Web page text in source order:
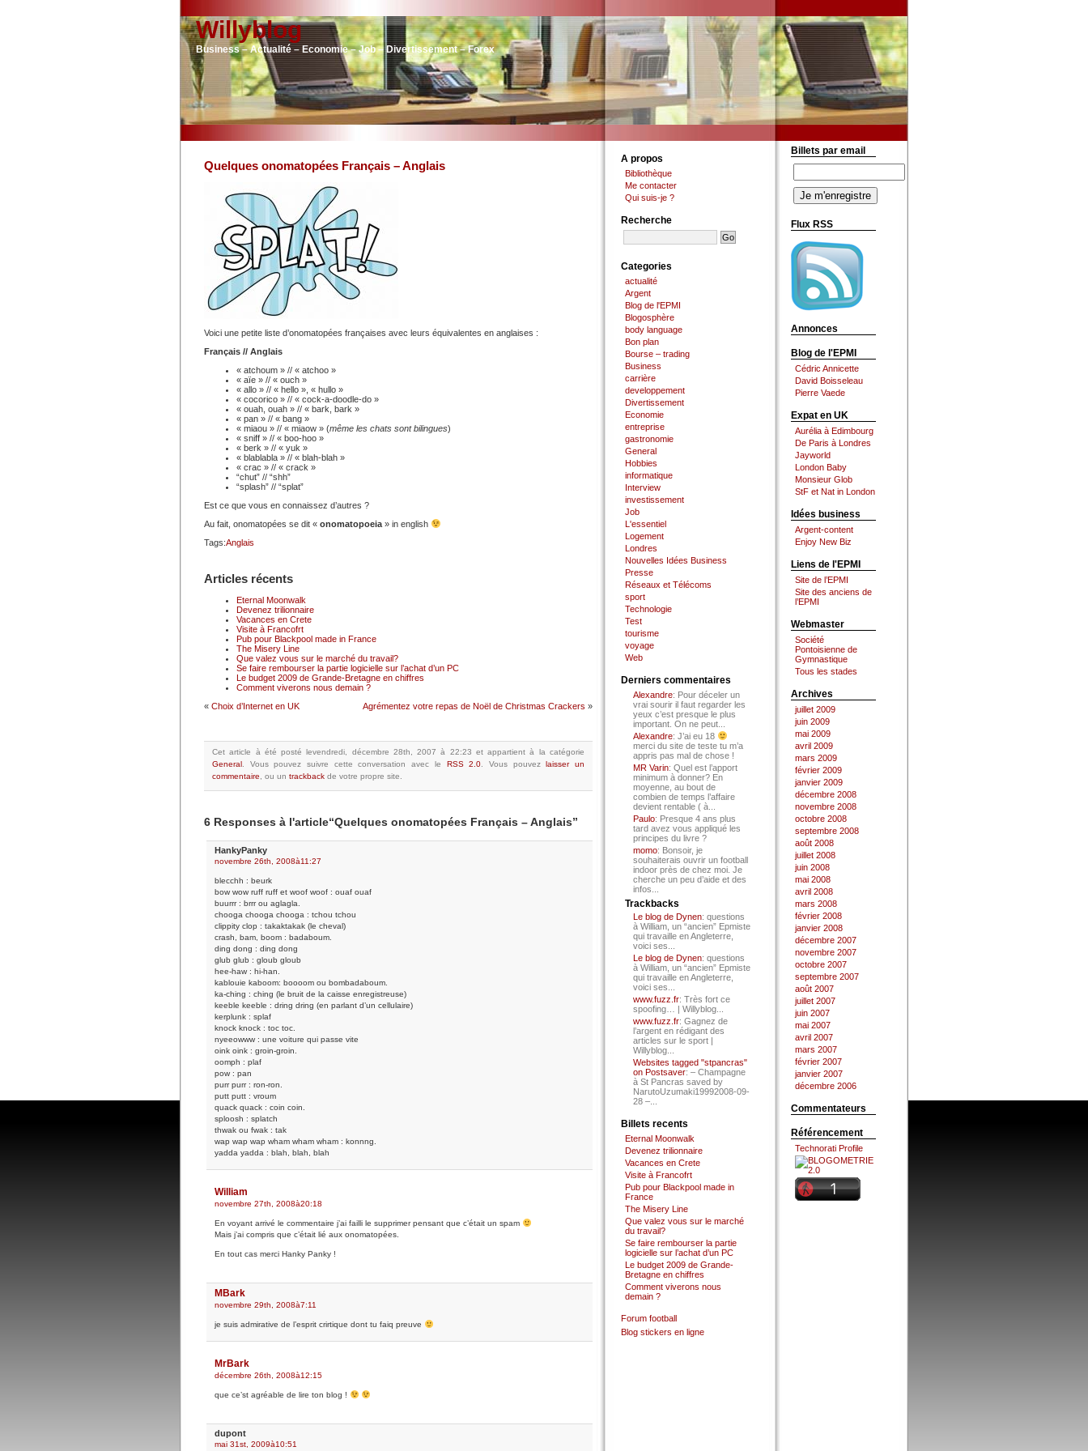
Willyblog
Business – Actualité – Economie – Job – Divertissement – Forex
Quelques onomatopées Français – Anglais
Voici une petite liste d’onomatopées françaises avec leurs équivalentes en anglaises :
Français // Anglais
« atchoum » // « atchoo »
« aïe » // « ouch »
« allo » // « hello », « hullo »
« cocorico » // « cock-a-doodle-do »
« ouah, ouah » // « bark, bark »
« pan » // « bang »
« miaou » // « miaow » (même les chats sont bilingues)
« sniff » // « boo-hoo »
« berk » // « yuk »
« blablabla » // « blah-blah »
« crac » // « crack »
“chut” // “shh”
“splash” // “splat”
Est ce que vous en connaissez d’autres ?
Au fait, onomatopées se dit « onomatopoeia » in english
Tags:Anglais
Articles récents
Eternal Moonwalk
Devenez trilionnaire
Vacances en Crete
Visite à Francofrt
Pub pour Blackpool made in France
The Misery Line
Que valez vous sur le marché du travail?
Se faire rembourser la partie logicielle sur l’achat d’un PC
Le budget 2009 de Grande-Bretagne en chiffres
Comment viverons nous demain ?
« Choix d’Internet en UK Agrémentez votre repas de Noël de Christmas Crackers »
Cet article à été posté levendredi, décembre 28th, 2007 à 22:23 et appartient à la catégorie
General
Vous pouvez suivre cette conversation avec le RSS 2.0 Vous pouvezlaisser un
commentaire , ou un trackback de votre propre site.
6 Responses à l'article“Quelques onomatopées Français – Anglais”
HankyPanky
novembre 26th, 2008à11:27
blecchh : beurk
bow wow ruff ruff et woof woof : ouaf ouaf
buurrr : brrr ou aglagla.
chooga chooga chooga : tchou tchou
clippity clop : takaktakak (le cheval)
crash, bam, boom : badaboum.
ding dong : ding dong
glub glub : gloub gloub
hee-haw : hi-han.
kablouie kaboom: boooom ou bombadaboum.
ka-ching : ching (le bruit de la caisse enregistreuse)
keeble keeble : dring dring (en parlant d’un cellulaire)
kerplunk : splaf
knock knock : toc toc.
nyeeowww : une voiture qui passe vite
oink oink : groin-groin.
oomph : plaf
pow : pan
purr purr : ron-ron.
putt putt : vroum
quack quack : coin coin.
sploosh : splatch
thwak ou fwak : tak
wap wap wap wham wham wham : konnng.
yadda yadda : blah, blah, blah
William
novembre 27th, 2008à20:18
En voyant arrivé le commentaire j’ai failli le supprimer pensant que c’était un spam
Mais j’ai compris que c’était lié aux onomatopées.
En tout cas merci Hanky Panky !
MBark
novembre 29th, 2008à7:11
je suis admirative de l’esprit crirtique dont tu faiq preuve
MrBark
décembre 26th, 2008à12:15
que ce’st agréable de lire ton blog !
dupont
mai 31st, 2009à10:51
A propos
Bibliothèque
Me contacter
Qui suis-je ?
Recherche
Categories
actualité
Argent
Blog de l'EPMI
Blogosphère
body language
Bon plan
Bourse – trading
Business
carrière
developpement
Divertissement
Economie
entreprise
gastronomie
General
Hobbies
informatique
Interview
investissement
Job
L'essentiel
Logement
Londres
Nouvelles Idées Business
Presse
Réseaux et Télécoms
sport
Technologie
Test
tourisme
voyage
Web
Derniers commentaires
Alexandre: Pour déceler un
vrai sourir il faut regarder les
yeux c’est presque le plus
important. On ne peut...
Alexandre: J’ai eu 18
merci du site de teste tu m’a
appris pas mal de chose !
MR Varin: Quel est l’apport
minimum à donner? En
moyenne, au bout de
combien de temps l’affaire
devient rentable ( à...
Paulo: Presque 4 ans plus
tard avez vous appliqué les
principes du livre ?
momo: Bonsoir, je
souhaiterais ouvrir un football
indoor près de chez moi. Je
cherche un peu d’aide et des
infos...
Trackbacks
Le blog de Dynen: questions
à William, un “ancien” Epmiste
qui travaille en Angleterre,
voici ses...
Le blog de Dynen: questions
à William, un “ancien” Epmiste
qui travaille en Angleterre,
voici ses...
www.fuzz.fr: Très fort ce
spoofing… | Willyblog...
www.fuzz.fr: Gagnez de
l’argent en rédigant des
articles sur le sport |
Willyblog...
Websites tagged "stpancras"
on Postsaver: – Champagne
à St Pancras saved by
NarutoUzumaki19992008-09-
28 –...
Billets recents
Eternal Moonwalk
Devenez trilionnaire
Vacances en Crete
Visite à Francofrt
Pub pour Blackpool made in
France
The Misery Line
Que valez vous sur le marché
du travail?
Se faire rembourser la partie
logicielle sur l’achat d’un PC
Le budget 2009 de Grande-
Bretagne en chiffres
Comment viverons nous
demain ?
Forum football
Blog stickers en ligne
Billets par email
Flux RSS
Annonces
Blog de l'EPMI
Cédric Annicette
David Boisseleau
Pierre Vaede
Expat en UK
Aurélia à Edimbourg
De Paris à Londres
Jayworld
London Baby
Monsieur Glob
StF et Nat in London
Idées business
Argent-content
Enjoy New Biz
Liens de l'EPMI
Site de l’EPMI
Site des anciens de
l’EPMI
Webmaster
Société
Pontoisienne de
Gymnastique
Tous les stades
Archives
juillet 2009
juin 2009
mai 2009
avril 2009
mars 2009
février 2009
janvier 2009
décembre 2008
novembre 2008
octobre 2008
septembre 2008
août 2008
juillet 2008
juin 2008
mai 2008
avril 2008
mars 2008
février 2008
janvier 2008
décembre 2007
novembre 2007
octobre 2007
septembre 2007
août 2007
juillet 2007
juin 2007
mai 2007
avril 2007
mars 2007
février 2007
janvier 2007
décembre 2006
Commentateurs
Référencement
Technorati Profile